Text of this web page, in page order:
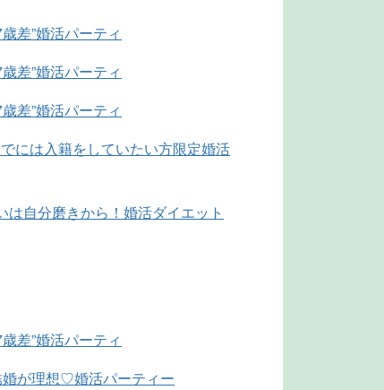
差”婚活パーティ
差”婚活パーティ
差”婚活パーティ
には入籍をしていたい方限定婚活
自分磨きから！婚活ダイエット
差”婚活パーティ
が理想♡婚活パーティー